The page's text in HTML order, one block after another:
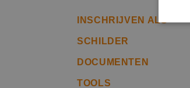
INSCHRIJVEN ALS
SCHILDER
DOCUMENTEN
TOOLS